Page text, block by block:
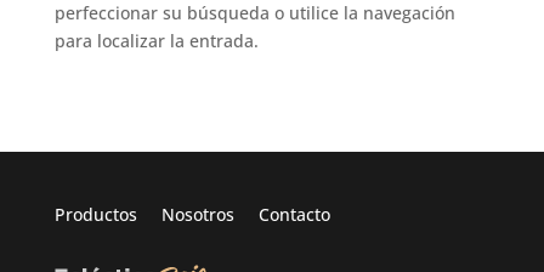
perfeccionar su búsqueda o utilice la navegación
para localizar la entrada.
Productos Nosotros Contacto